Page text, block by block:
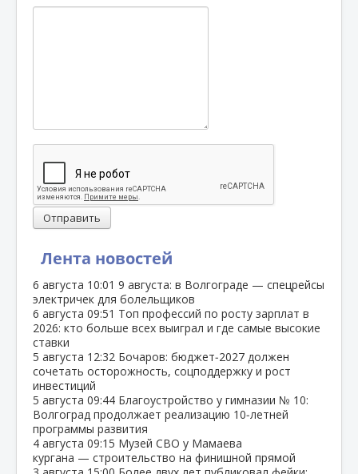
Лента новостей
6 августа 10:01 9 августа: в Волгограде — спецрейсы
электричек для болельщиков
6 августа 09:51 Топ профессий по росту зарплат в
2026: кто больше всех выиграл и где самые высокие
ставки
5 августа 12:32 Бочаров: бюджет‑2027 должен
сочетать осторожность, соцподдержку и рост
инвестиций
5 августа 09:44 Благоустройство у гимназии № 10:
Волгоград продолжает реализацию 10‑летней
программы развития
4 августа 09:15 Музей СВО у Мамаева
кургана — строительство на финишной прямой
Отправить